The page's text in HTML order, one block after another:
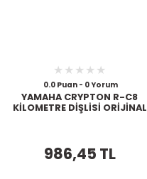
0.0 Puan - 0 Yorum
YAMAHA CRYPTON R-C8
KİLOMETRE DİŞLİSİ ORİJİNAL
986,45 TL